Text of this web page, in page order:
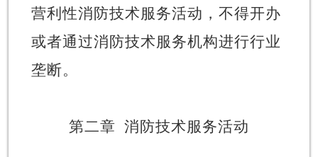
营利性消防技术服务活动，不得开办
或者通过消防技术服务机构进行行业
垄断。
第二章 消防技术服务活动